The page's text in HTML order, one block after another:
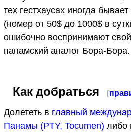
тех гестхаусах иногда
(номер от 50$ до 1000$ в
ошибочно воспринимают
панамский аналог Бора-Бора.
Как добраться [
Долететь в главный
Панамы (PTY, Tocumen) либо